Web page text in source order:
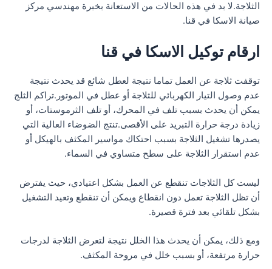
الثلاجة.لا بد في هذه الحالات من الاستعانة بخبرة مهندسي مركز
صيانة الاسكا في قنا.
ارقام توكيل الاسكا في قنا
توقفت ثلاجة عن العمل تماما نتيجة لعطل شائع قد يحدث نتيجة
عدم وصول التيار الكهربائي للثلاجة أو عطل في الموتور.تراكم الثلج
يمكن أن يحدث بسبب تلف في المحرك، أو تلف الثرموستات، أو
زيادة درجة حرارة التبريد على الأقصى.تنتج الضوضاء العالية التي
يصدرها تشغيل الثلاجة بسبب احتكاك مواسير المكثف بالهيكل أو
عدم استقرار الثلاجة على سطح متساوي في السماء.
ليست كل الثلاجات تنقطع عن العمل بشكل اعتيادي، حيث يفترض
أن تظل الثلاجة تعمل دون انقطاع ويمكن أن تنقطع وتعيد التشغيل
بشكل تلقائي بعد فترة قصيرة.
ومع ذلك، يمكن أن يحدث هذا الخلل نتيجة لتعرض الثلاجة لدرجات
حرارة مرتفعة، أو بسبب خلل في مروحة المكثف.